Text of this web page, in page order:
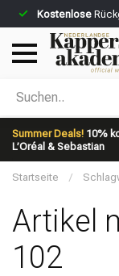
Kostenlose
Summer Deals! 10%
L’Oréal & Sebastian
Nach welcher
Marken
Startseite /
Artikel
102